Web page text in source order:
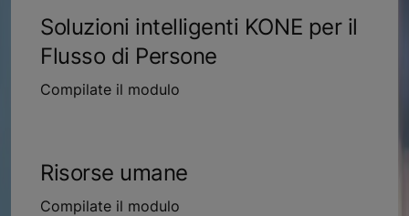
Soluzioni intelligenti KONE per il
Flusso di Persone
Compilate il modulo
Risorse umane
Compilate il modulo